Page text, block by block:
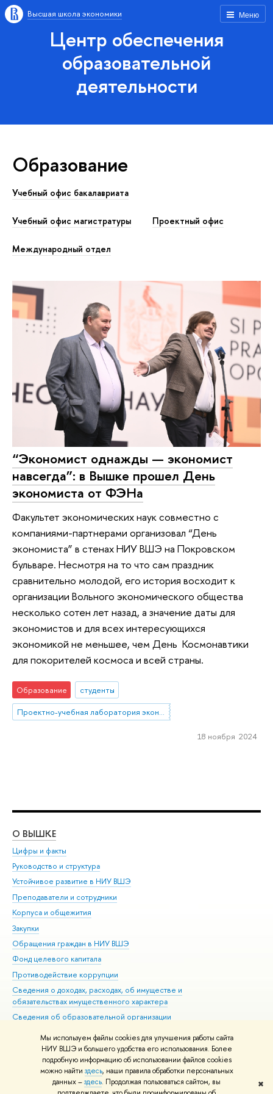
Мы используем файлы cookies для улучшения работы сайта
НИУ ВШЭ и большего удобства его использования. Более
подробную информацию об использовании файлов cookies
можно найти здесь, наши правила обработки персональных
данных –здесь. Продолжая пользоваться сайтом, вы
✖
Меню
Высшая школа экономики
Центр обеспечения
образовательной
деятельности
Образование
Учебный офис бакалавриата
Учебный офис магистратуры Проектный офис
Международный отдел
“Экономист однажды — экономист
навсегда”: в Вышке прошел День
экономиста от ФЭНа
Факультет экономических наук совместно с
компаниями-партнерами организовал “День
экономиста” в стенах НИУ ВШЭ на Покровском
бульваре. Несмотря на то что сам праздник
сравнительно молодой, его история восходит к
организации Вольного экономического общества
несколько сотен лет назад, а значение даты для
экономистов и для всех интересующихся
экономикой не меньшее, чем День Космонавтики
для покорителей космоса и всей страны.
Образование
студенты
Проектно-учебная лаборатория экономической журналистики
18 ноября 2024
О ВЫШКЕ
Цифры и факты
Руководство и структура
Устойчивое развитие в НИУ ВШЭ
Преподаватели и сотрудники
Корпуса и общежития
Закупки
Обращения граждан в НИУ ВШЭ
Фонд целевого капитала
Противодействие коррупции
Сведения о доходах, расходах, об имуществе и
обязательствах имущественного характера
Сведения об образовательной организации
Людям с ограниченными возможностями здоровья
Единая платежная страница
Работа в Вышке